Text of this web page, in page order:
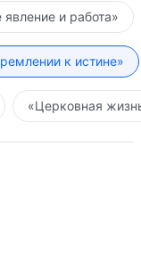
и работа»
к истине»
«Церковная